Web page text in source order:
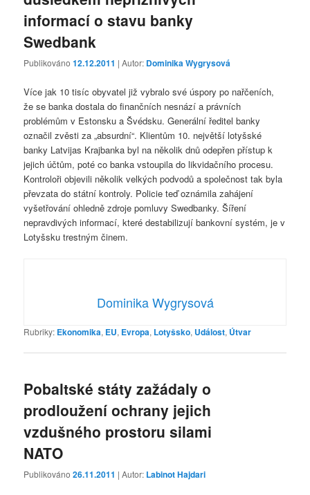
informací o stavu banky
Swedbank
Publikováno12.12.2011 | Autor: Dominika Wygrysová
Více jak 10 tisíc obyvatel již vybralo své úspory po nařčeních,
že se banka dostala do finančních nesnází a právních
problémům v Estonsku a Švédsku. Generální ředitel banky
označil zvěsti za „absurdní“. Klientům 10. největší lotyšské
banky Latvijas Krajbanka byl na několik dnů odepřen přístup k
jejich účtům, poté co banka vstoupila do likvidačního procesu.
Kontroloři objevili několik velkých podvodů a společnost tak byla
převzata do státní kontroly. Policie teď oznámila zahájení
vyšetřování ohledně zdroje pomluvy Swedbanky. Šíření
nepravdivých informací, které destabilizují bankovní systém, je v
Lotyšsku trestným činem.
Dominika Wygrysová
Rubriky: Ekonomika, EU, Evropa, Lotyšsko, Událost, Útvar
Pobaltské státy zažádaly o
prodloužení ochrany jejich
vzdušného prostoru silami
NATO
Publikováno26.11.2011 | Autor: Labinot Hajdari